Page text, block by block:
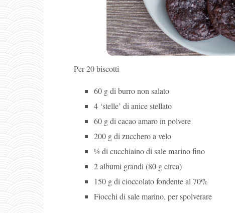
Per 20 biscotti
60 g di burro non salato
4 ‘stelle’ di anice stellato
60 g di cacao amaro in polvere
200 g di zucchero a velo
¼ di cucchiaino di sale marino fino
2 albumi grandi (80 g circa)
150 g di cioccolato fondente al 70%
Fiocchi di sale marino, per spolverare